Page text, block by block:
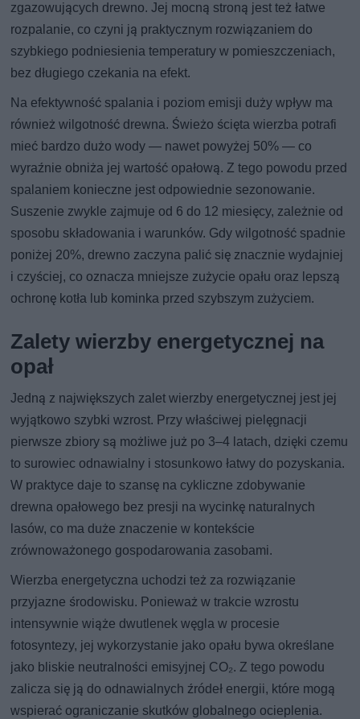
zgazowujących drewno. Jej mocną stroną jest też łatwe
rozpalanie, co czyni ją praktycznym rozwiązaniem do
szybkiego podniesienia temperatury w pomieszczeniach,
bez długiego czekania na efekt.
Na efektywność spalania i poziom emisji duży wpływ ma
również wilgotność drewna. Świeżo ścięta wierzba potrafi
mieć bardzo dużo wody — nawet powyżej 50% — co
wyraźnie obniża jej wartość opałową. Z tego powodu przed
spalaniem konieczne jest odpowiednie sezonowanie.
Suszenie zwykle zajmuje od 6 do 12 miesięcy, zależnie od
sposobu składowania i warunków. Gdy wilgotność spadnie
poniżej 20%, drewno zaczyna palić się znacznie wydajniej
i czyściej, co oznacza mniejsze zużycie opału oraz lepszą
ochronę kotła lub kominka przed szybszym zużyciem.
Zalety wierzby energetycznej na
opał
Jedną z największych zalet wierzby energetycznej jest jej
wyjątkowo szybki wzrost. Przy właściwej pielęgnacji
pierwsze zbiory są możliwe już po 3–4 latach, dzięki czemu
to surowiec odnawialny i stosunkowo łatwy do pozyskania.
W praktyce daje to szansę na cykliczne zdobywanie
drewna opałowego bez presji na wycinkę naturalnych
lasów, co ma duże znaczenie w kontekście
zrównoważonego gospodarowania zasobami.
Wierzba energetyczna uchodzi też za rozwiązanie
przyjazne środowisku. Ponieważ w trakcie wzrostu
intensywnie wiąże dwutlenek węgla w procesie
fotosyntezy, jej wykorzystanie jako opału bywa określane
jako bliskie neutralności emisyjnej CO₂. Z tego powodu
zalicza się ją do odnawialnych źródeł energii, które mogą
wspierać ograniczanie skutków globalnego ocieplenia.